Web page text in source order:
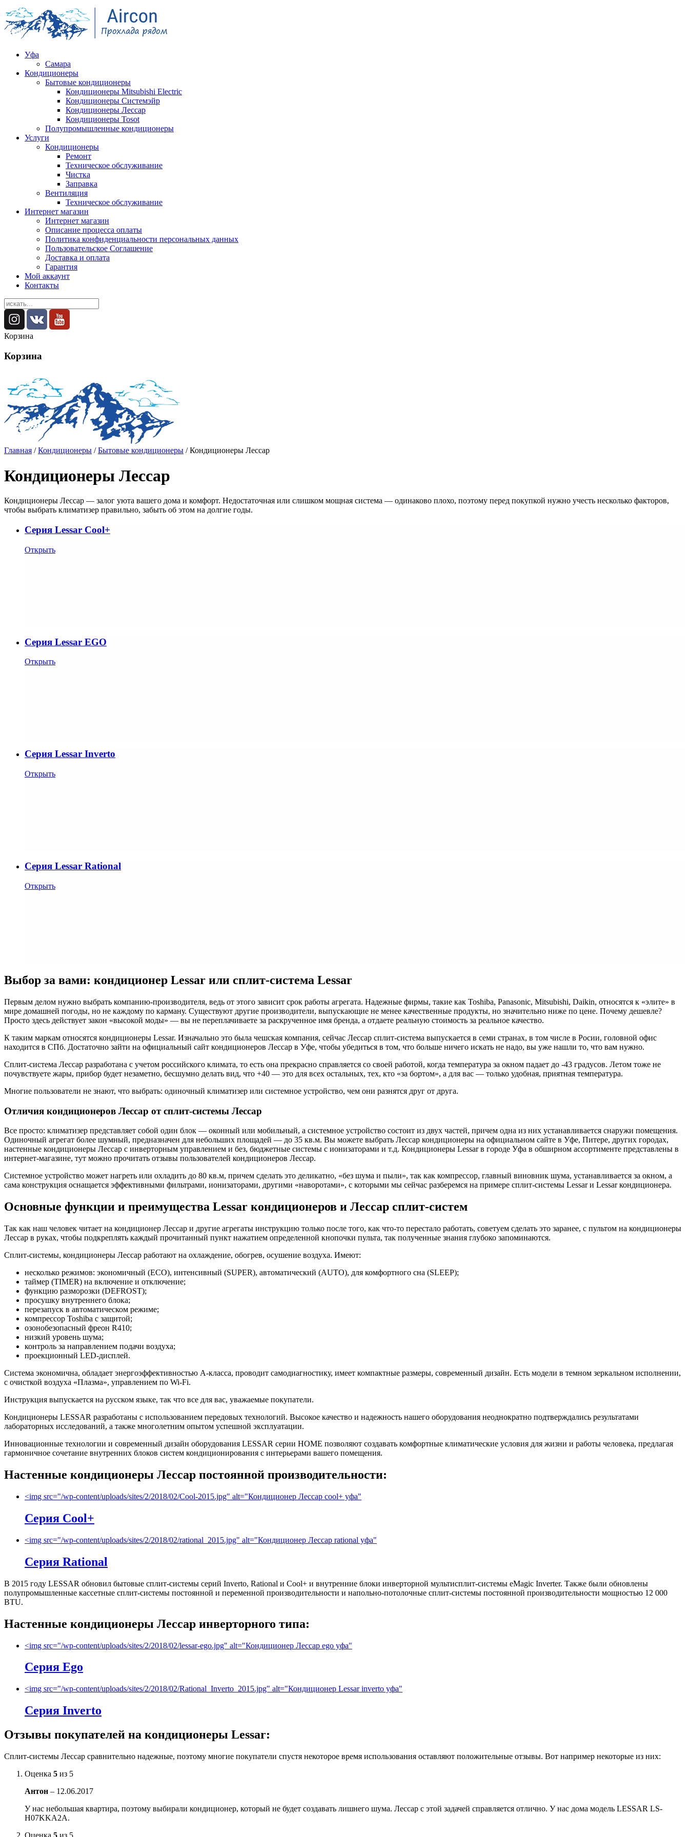
Уфа
Самара
Кондиционеры
Бытовые кондиционеры
Кондиционеры Mitsubishi Electric
Кондиционеры Системэйр
Кондиционеры Лессар
Кондиционеры Tosot
Полупромышленные кондиционеры
Услуги
Кондиционеры
Ремонт
Техническое обслуживание
Чистка
Заправка
Вентиляция
Техническое обслуживание
Интернет магазин
Интернет магазин
Описание процесса оплаты
Политика конфиденциальности персональных данных
Пользовательское Соглашение
Доставка и оплата
Гарантия
Мой аккаунт
Контакты
Корзина
Корзина
Главная /Кондиционеры /Бытовые кондиционеры / Кондиционеры Лессар
Кондиционеры Лессар
Кондиционеры Лессар — залог уюта вашего дома и комфорт. Недостаточная или слишком мощная система — одинаково плохо, поэтому перед покупкой нужно учесть несколько факторов,
чтобы выбрать климатизер правильно, забыть об этом на долгие годы.
Cерия Lessar Cool+
Открыть
Cерия Lessar EGO
Открыть
Cерия Lessar Inverto
Открыть
Cерия Lessar Rational
Открыть
Выбор за вами: кондиционер Lessar или сплит-система Lessar
Первым делом нужно выбрать компанию-производителя, ведь от этого зависит срок работы агрегата. Надежные фирмы, такие как Toshiba, Panasonic, Mitsubishi, Daikin, относятся к «элите» в
мире домашней погоды, но не каждому по карману. Существуют другие производители, выпускающие не менее качественные продукты, но значительно ниже по цене. Почему дешевле?
Просто здесь действует закон «высокой моды» — вы не переплачиваете за раскрученное имя бренда, а отдаете реальную стоимость за реальное качество.
К таким маркам относятся кондиционеры Lessar. Изначально это была чешская компания, сейчас Лессар сплит-система выпускается в семи странах, в том числе в Росии, головной офис
находится в СПб. Достаточно зайти на официальный сайт кондиционеров Лессар в Уфе, чтобы убедиться в том, что больше ничего искать не надо, вы уже нашли то, что вам нужно.
Сплит-система Лессар разработана с учетом российского климата, то есть она прекрасно справляется со своей работой, когда температура за окном падает до -43 градусов. Летом тоже не
почувствуете жары, прибор будет незаметно, бесшумно делать вид, что +40 — это для всех остальных, тех, кто «за бортом», а для вас — только удобная, приятная температура.
Многие пользователи не знают, что выбрать: одиночный климатизер или системное устройство, чем они разнятся друг от друга.
Отличия кондиционеров Лессар от сплит-системы Лессар
Все просто: климатизер представляет собой один блок — оконный или мобильный, а системное устройство состоит из двух частей, причем одна из них устанавливается снаружи помещения.
Одиночный агрегат более шумный, предназначен для небольших площадей — до 35 кв.м. Вы можете выбрать Лессар кондиционеры на официальном сайте в Уфе, Питере, других городах,
настенные кондиционеры Лессар с инверторным управлением и без, бюджетные системы с ионизаторами и т.д. Кондиционеры Lessar в городе Уфа в обширном ассортименте представлены в
интернет-магазине, тут можно прочитать отзывы пользователей кондиционеров Лессар.
Системное устройство может нагреть или охладить до 80 кв.м, причем сделать это деликатно, «без шума и пыли», так как компрессор, главный виновник шума, устанавливается за окном, а
сама конструкция оснащается эффективными фильтрами, ионизаторами, другими «наворотами», с которыми мы сейчас разберемся на примере сплит-системы Lessar и Lessar кондиционера.
Основные функции и преимущества Lessar кондиционеров и Лессар сплит-систем
Так как наш человек читает на кондиционер Лессар и другие агрегаты инструкцию только после того, как что-то перестало работать, советуем сделать это заранее, с пультом на кондиционеры
Лессар в руках, чтобы подкреплять каждый прочитанный пункт нажатием определенной кнопочки пульта, так полученные знания глубоко запоминаются.
Сплит-системы, кондиционеры Лессар работают на охлаждение, обогрев, осушение воздуха. Имеют:
несколько режимов: экономичный (ECO), интенсивный (SUPER), автоматический (AUTO), для комфортного сна (SLEEP);
таймер (TIMER) на включение и отключение;
функцию разморозки (DEFROST);
просушку внутреннего блока;
перезапуск в автоматическом режиме;
компрессор Toshiba с защитой;
озонобезопасный фреон R410;
низкий уровень шума;
контроль за направлением подачи воздуха;
проекционный LED-дисплей.
Система экономична, обладает энергоэффективностью А-класса, проводит самодиагностику, имеет компактные размеры, современный дизайн. Есть модели в темном зеркальном исполнении,
с очисткой воздуха «Плазма», управлением по Wi-Fi.
Инструкция выпускается на русском языке, так что все для вас, уважаемые покупатели.
Кондиционеры LESSAR разработаны с использованием передовых технологий. Высокое качество и надежность нашего оборудования неоднократно подтверждались результатами
лабораторных исследований, а также многолетним опытом успешной эксплуатации.
Инновационные технологии и современный дизайн оборудования LESSAR серии HOME позволяют создавать комфортные климатические условия для жизни и работы человека, предлагая
гармоничное сочетание внутренних блоков систем кондиционирования с интерьерами вашего помещения.
Настенные кондиционеры Лессар постоянной производительности:
<img src="/wp-content/uploads/sites/2/2018/02/Cool-2015.jpg" alt="Кондиционер Лессар cool+ уфа"
Серия Cool+
<img src="/wp-content/uploads/sites/2/2018/02/rational_2015.jpg" alt="Кондиционер Лессар rational уфа"
Серия Rational
В 2015 году LESSAR обновил бытовые сплит-системы серий Inverto, Rational и Cool+ и внутренние блоки инверторной мультисплит-системы eMagic Inverter. Также были обновлены
полупромышленные кассетные сплит-системы постоянной и переменной производительности и напольно-потолочные сплит-системы постоянной производительности мощностью 12 000
BTU.
Настенные кондиционеры Лессар инверторного типа:
<img src="/wp-content/uploads/sites/2/2018/02/lessar-ego.jpg" alt="Кондиционер Лессар ego уфа"
Серия Ego
<img src="/wp-content/uploads/sites/2/2018/02/Rational_Inverto_2015.jpg" alt="Кондиционер Lessar inverto уфа"
Серия Inverto
Отзывы покупателей на кондиционеры Lessar:
Сплит-системы Лессар сравнительно надежные, поэтому многие покупатели спустя некоторое время использования оставляют положительные отзывы. Вот например некоторые из них:
Оценка 5 из 5
Антон – 12.06.2017
У нас небольшая квартира, поэтому выбирали кондиционер, который не будет создавать лишнего шума. Лессар с этой задачей справляется отлично. У нас дома модель LESSAR LS-
H07KKA2A.
Оценка 5 из 5